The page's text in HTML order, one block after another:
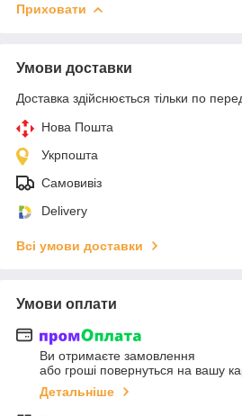
Приховати
Умови доставки
Доставка здійснюється тільки по
Нова Пошта
Укрпошта
Самовивіз
Delivery
Всі умови доставки
Умови оплати
Ви отримаєте замовлення
або гроші повернуться на вашу
Детальніше